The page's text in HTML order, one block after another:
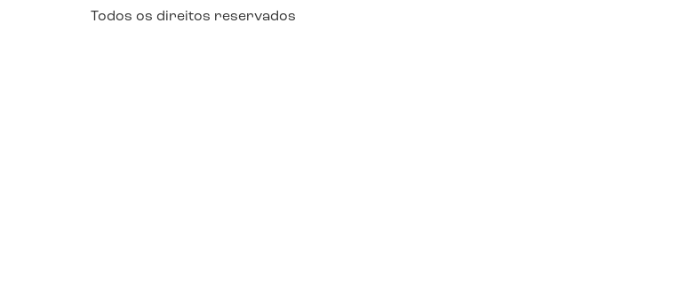
Todos os direitos reservados